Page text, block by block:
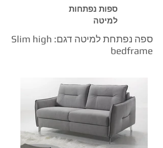
ספות נפתחות
למיטה
ספה נפתחת למיטה דגם: Slim high
bedframe